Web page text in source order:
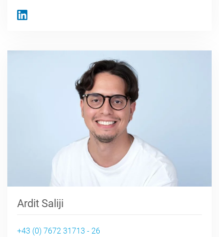
Ardit Saliji
+43 (0) 7672 31713 - 26